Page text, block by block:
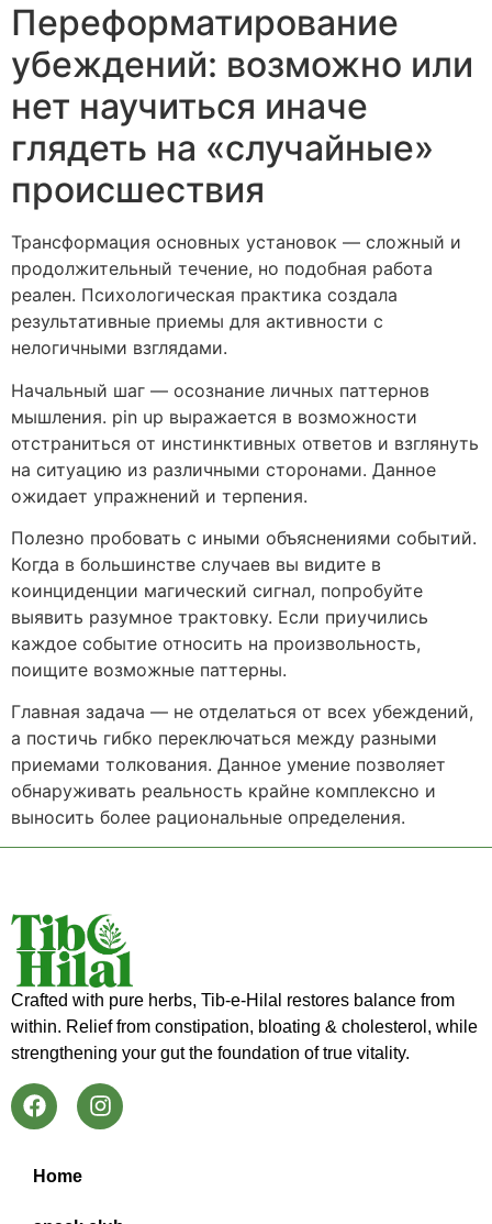
Переформатирование
убеждений: возможно или
нет научиться иначе
глядеть на «случайные»
происшествия
Трансформация основных установок — сложный и
продолжительный течение, но подобная работа
реален. Психологическая практика создала
результативные приемы для активности с
нелогичными взглядами.
Начальный шаг — осознание личных паттернов
мышления. pin up выражается в возможности
отстраниться от инстинктивных ответов и взглянуть
на ситуацию из различными сторонами. Данное
ожидает упражнений и терпения.
Полезно пробовать с иными объяснениями событий.
Когда в большинстве случаев вы видите в
коинциденции магический сигнал, попробуйте
выявить разумное трактовку. Если приучились
каждое событие относить на произвольность,
поищите возможные паттерны.
Главная задача — не отделаться от всех убеждений,
а постичь гибко переключаться между разными
приемами толкования. Данное умение позволяет
обнаруживать реальность крайне комплексно и
выносить более рациональные определения.
Crafted with pure herbs, Tib-e-Hilal restores balance from
within. Relief from constipation, bloating & cholesterol, while
strengthening your gut the foundation of true vitality.
Home